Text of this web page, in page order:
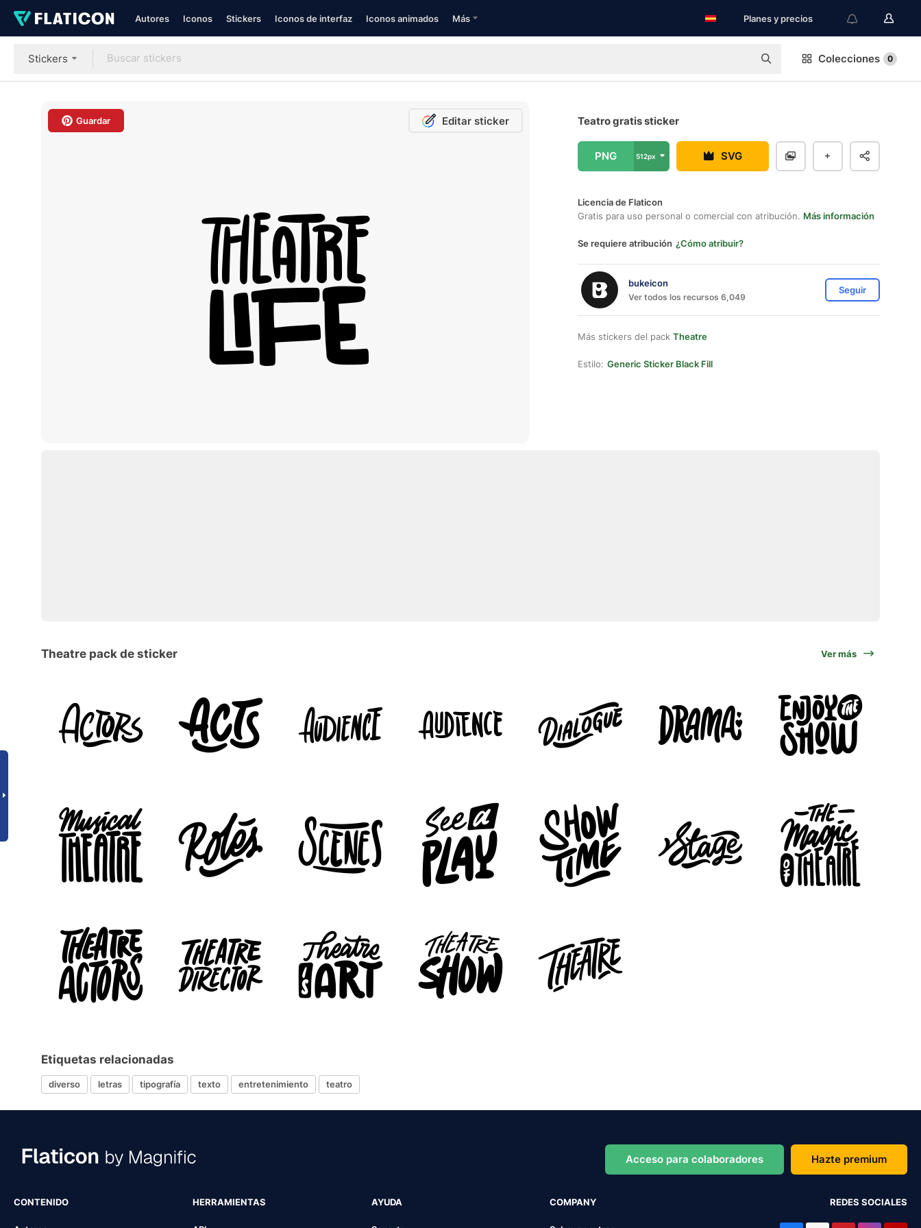
Autores Iconos Stickers Iconos de interfaz Iconos animados Más Planes y precios
Stickers Colecciones 0
Guardar Editar sticker Teatro gratis sticker
PNG 512px SVG
Licencia de Flaticon
Gratis para uso personal o comercial con atribución. Más información
Se requiere atribución ¿Cómo atribuir?
bukeicon
Ver todos los recursos 6,049
Seguir
Más stickers del pack Theatre
Estilo: Generic Sticker Black Fill
Theatre pack de sticker Ver más
Etiquetas relacionadas
diverso letras tipografía texto entretenimiento teatro
Acceso para colaboradores Hazte premium
CONTENIDO HERRAMIENTAS AYUDA COMPANY REDES SOCIALES